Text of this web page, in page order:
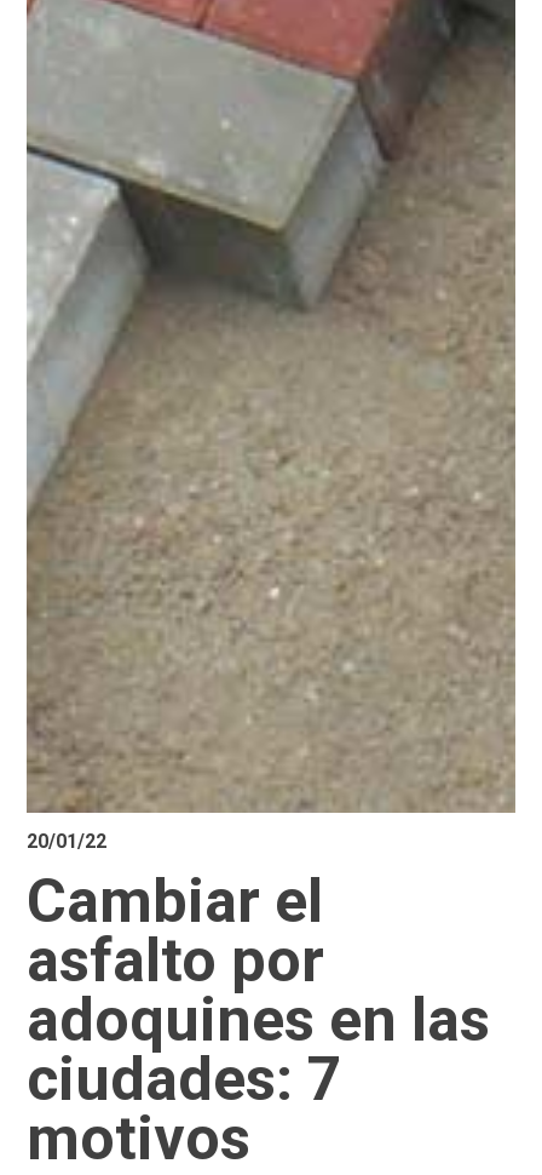
20/01/22
Cambiar el
asfalto por
adoquines en las
ciudades: 7
motivos